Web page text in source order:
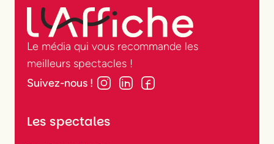
Le média qui vous recommande les
meilleurs spectacles !
Suivez-nous !
Les spectales